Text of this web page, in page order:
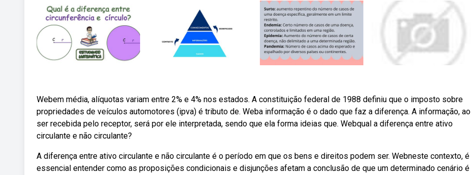
Webem média, alíquotas variam entre 2% e 4% nos estados. A constituição federal de 1988 definiu que o imposto sobre
propriedades de veículos automotores (ipva) é tributo de. Weba informação é o dado que faz a diferença. A informação, ao
ser recebida pelo receptor, será por ele interpretada, sendo que ela forma ideias que. Webqual a diferença entre ativo
circulante e não circulante?
A diferença entre ativo circulante e não circulante é o período em que os bens e direitos podem ser. Webneste contexto, é
essencial entender como as proposições condicionais e disjunções afetam a conclusão de que um determinado cenário é